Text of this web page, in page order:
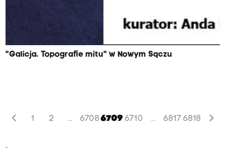
"Galicja. Topografie mitu" w Nowym Sączu
chevron_left 1 2 ... 6708 6709 6710 ... 6817 6818 chevron_right